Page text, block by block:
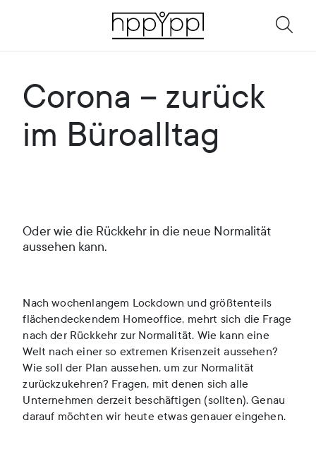
Corona – zurück
im Büroalltag
Oder wie die Rückkehr in die neue Normalität
aussehen kann.
Nach wochenlangem Lockdown und größtenteils
flächendeckendem Homeoffice, mehrt sich die Frage
nach der Rückkehr zur Normalität. Wie kann eine
Welt nach einer so extremen Krisenzeit aussehen?
Wie soll der Plan aussehen, um zur Normalität
zurückzukehren? Fragen, mit denen sich alle
Unternehmen derzeit beschäftigen (sollten). Genau
darauf möchten wir heute etwas genauer eingehen.